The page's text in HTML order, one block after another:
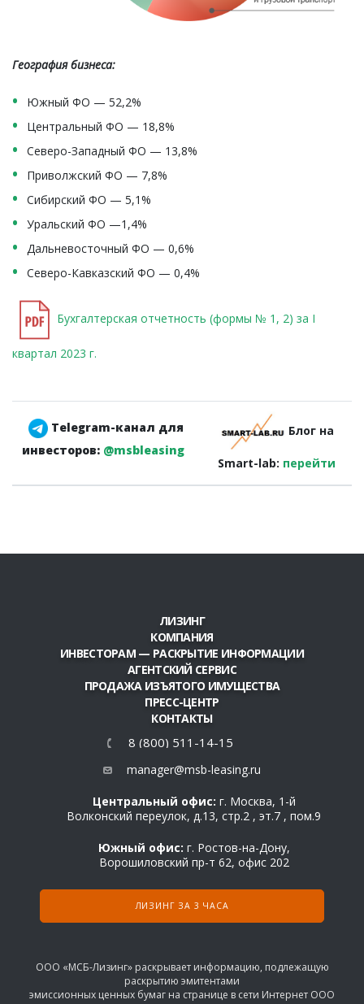
География бизнеса:
Южный ФО — 52,2%
Центральный ФО — 18,8%
Северо-Западный ФО — 13,8%
Приволжский ФО — 7,8%
Сибирский ФО — 5,1%
Уральский ФО —1,4%
Дальневосточный ФО — 0,6%
Северо-Кавказский ФО — 0,4%
Бухгалтерская отчетность (формы № 1, 2) за I
квартал 2023 г.
Telegram-канал для
инвесторов: @msbleasing
Блог на
Smart-lab: перейти
ЛИЗИНГ
КОМПАНИЯ
ИНВЕСТОРАМ — РАСКРЫТИЕ ИНФОРМАЦИИ
АГЕНТСКИЙ СЕРВИС
ПРОДАЖА ИЗЪЯТОГО ИМУЩЕСТВА
ПРЕСС-ЦЕНТР
КОНТАКТЫ
8 (800) 511-14-15
manager@msb-leasing.ru
Центральный офис: г. Москва, 1-й
Волконский переулок, д.13, стр.2 , эт.7 , пом.9
Южный офис: г. Ростов-на-Дону,
Ворошиловский пр-т 62, офис 202
ЛИЗИНГ ЗА 3 ЧАСА
ООО «МСБ-Лизинг» раскрывает информацию, подлежащую
раскрытию эмитентами
эмиссионных ценных бумаг на странице в сети Интернет ООО